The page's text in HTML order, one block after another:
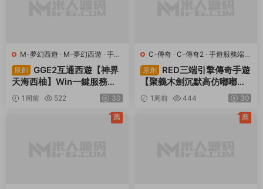
M-夢幻西遊 · M-夢幻西遊 · 手遊
服務端 · 端遊服務端
原創
GGE2互通西遊【神界
天海西柚】Win一鍵服務端
+安卓蘋果PC三端+内置GM
工具+全套源碼+視頻架設教
1周前 522 30
C-傳奇 · C-傳奇2 · 手遊服務端·
端遊服務端
原創
RED三端引擎傳奇手遊
【聚義木劍沉默高仿嘟嘟沉
默】Win一鍵服務端+安卓蘋
果PC三端+視頻架設教程
1周前 444 30
薦 薦